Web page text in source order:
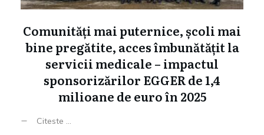
Comunități mai puternice, școli mai
bine pregătite, acces îmbunătățit la
servicii medicale – impactul
sponsorizărilor EGGER de 1,4
milioane de euro în 2025
Citeste ...